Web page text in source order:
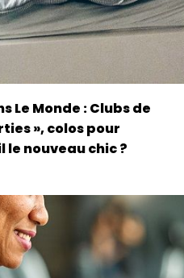
Le Monde : Clubs de
», colos pour
nouveau chic ?